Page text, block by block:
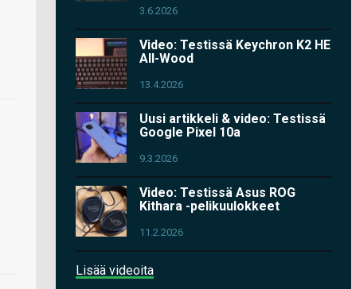
3.6.2026
Video: Testissä Keychron K2 HE
All-Wood
13.4.2026
Uusi artikkeli & video: Testissä
Google Pixel 10a
9.3.2026
Video: Testissä Asus ROG
Kithara -pelikuulokkeet
11.2.2026
Lisää videoita